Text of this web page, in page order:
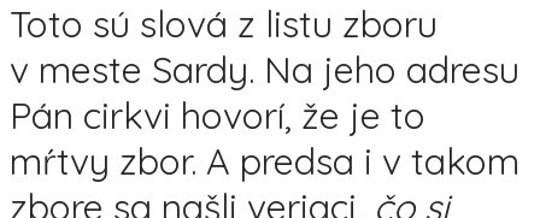
Toto sú slová z listu zboru
v meste Sardy. Na jeho adresu
Pán cirkvi hovorí, že je to
mŕtvy zbor. A predsa i v takom
zbore sa našli veriaci, čo si